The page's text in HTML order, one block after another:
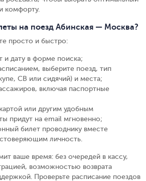
комфорту.
на поезд Абинская — Москва?
просто и быстро:
и дату в форме поиска;
выберите поезд, тип
СВ или сидячий) и места;
включая паспортные
или другим удобным
придут на email мгновенно;
билет проводнику вместе
личность.
ваше время: без очередей в кассу,
возможностью возврата
Проверьте расписание поездов